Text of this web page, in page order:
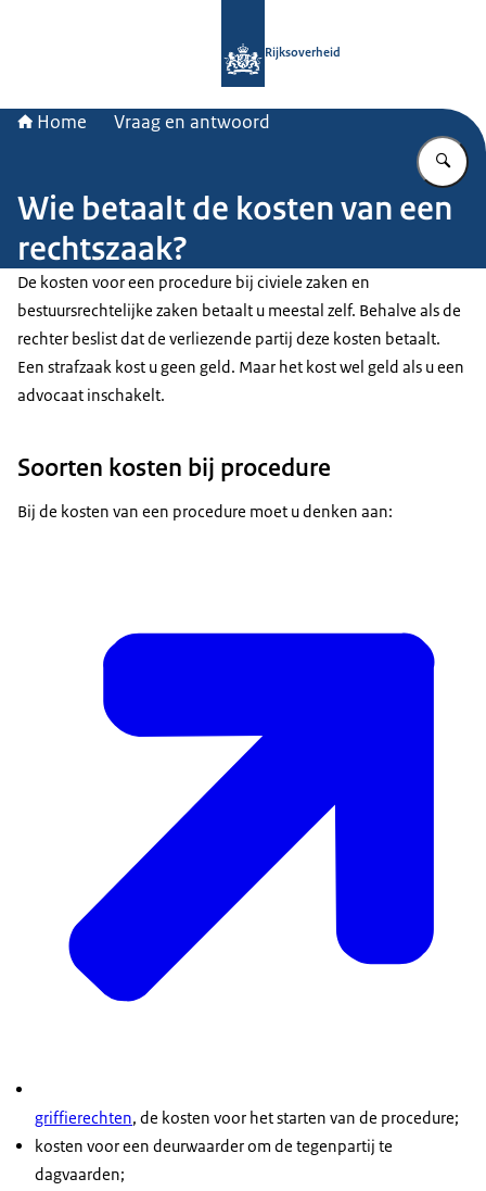
Rijksoverheid
Home Vraag en antwoord
Wie betaalt de kosten van een
rechtszaak?
De kosten voor een procedure bij civiele zaken en
bestuursrechtelijke zaken betaalt u meestal zelf. Behalve als de
rechter beslist dat de verliezende partij deze kosten betaalt.
Een strafzaak kost u geen geld. Maar het kost wel geld als u een
advocaat inschakelt.
Soorten kosten bij procedure
Bij de kosten van een procedure moet u denken aan:
griffierechten, de kosten voor het starten van de procedure;
kosten voor een deurwaarder om de tegenpartij te
dagvaarden;